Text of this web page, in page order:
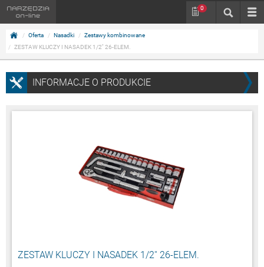
0
Oferta Nasadki
Zestawy kombinowane
ZESTAW KLUCZY I NASADEK 1/2'' 26-ELEM.
INFORMACJE O PRODUKCIE
ZESTAW KLUCZY I NASADEK 1/2'' 26-ELEM.